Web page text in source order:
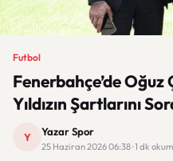
Futbol
Fenerbahçe’de
Yıldızın Şartlarını
Y Yazar Spor
25 Haziran 2026 06:38 · 1 dk